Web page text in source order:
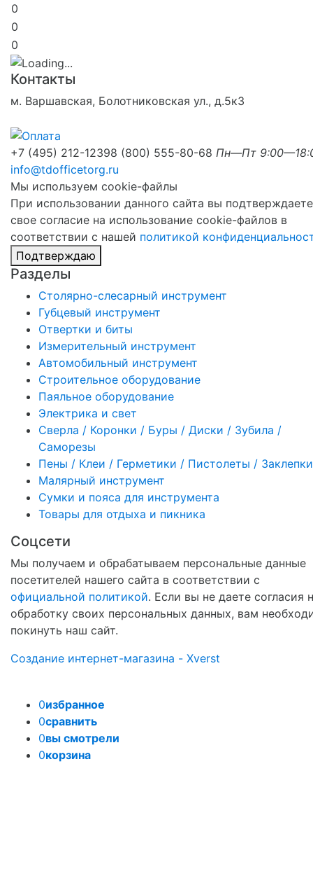
0
0
0
Контакты
м. Варшавская, Болотниковская ул., д.5к3
+7 (495) 212-12398 (800) 555-80-68 Пн—Пт
info@tdofficetorg.ru
Мы используем cookie-файлы
При использовании данного сайта вы подтверждаете
свое согласие на использование cookie-файлов в
соответствии с нашей политикой
Подтверждаю
Разделы
Столярно-слесарный инструмент
Губцевый инструмент
Отвертки и биты
Измерительный инструмент
Автомобильный инструмент
Строительное оборудование
Паяльное оборудование
Электрика и свет
Сверла / Коронки / Буры / Диски / Зубила /
Саморезы
Пены / Клеи / Герметики / Пистолеты / Заклепки
Малярный инструмент
Сумки и пояса для инструмента
Товары для отдыха и пикника
Соцсети
Мы получаем и обрабатываем персональные данные
посетителей нашего сайта в соответствии с
официальной политикой. Если вы не даете согласия
обработку своих персональных данных, вам
покинуть наш сайт.
Создание интернет-магазина - Xverst
0избранное
0сравнить
0вы смотрели
0корзина